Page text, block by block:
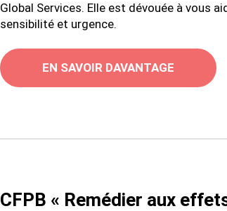
Global Services. Elle est dévouée à vous
sensibilité et urgence.
EN SAVOIR DAVANTAGE
CFPB « Remédier aux